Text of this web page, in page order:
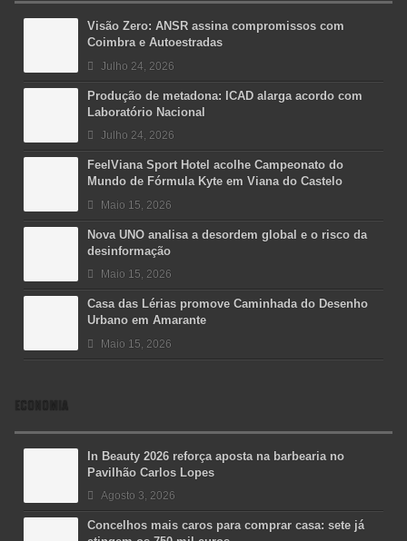
Visão Zero: ANSR assina compromissos com
Coimbra e Autoestradas
Julho 24, 2026
Produção de metadona: ICAD alarga acordo com
Laboratório Nacional
Julho 24, 2026
FeelViana Sport Hotel acolhe Campeonato do
Mundo de Fórmula Kyte em Viana do Castelo
Maio 15, 2026
Nova UNO analisa a desordem global e o risco da
desinformação
Maio 15, 2026
Casa das Lérias promove Caminhada do Desenho
Urbano em Amarante
Maio 15, 2026
ECONOMIA
In Beauty 2026 reforça aposta na barbearia no
Pavilhão Carlos Lopes
Agosto 3, 2026
Concelhos mais caros para comprar casa: sete já